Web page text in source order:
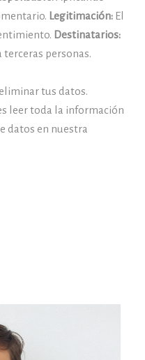
Legitimación: El
Destinatarios:
terceras personas.
tus datos.
leer toda la información
datos en nuestra